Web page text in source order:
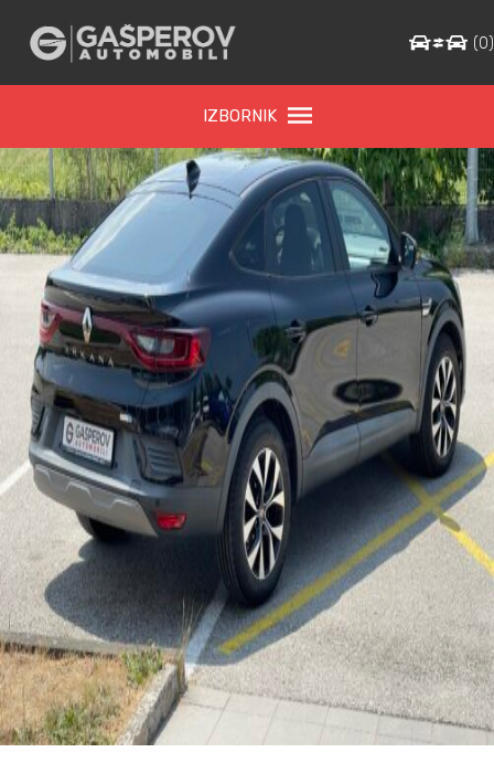
IZBORNIK
(0)